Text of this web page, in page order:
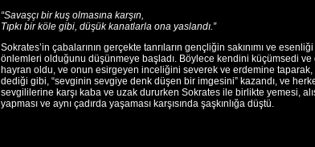
“Savaşçı bir kuş olmasına karşın,
Tıpkı bir köle gibi, düşük kanatlarla ona yaslandı.”
Sokrates’in çabalarının gerçekte tanrıların gençliğin sakınımı ve
önlemleri olduğunu düşünmeye başladı. Böylece kendini küçümsedi ve
hayran oldu, ve onun esirgeyen inceliğini severek ve erdemine taparak,
dediği gibi, “sevginin sevgiye denk düşen bir imgesini” kazandı, ve
sevgililerine karşı kaba ve uzak dururken Sokrates ile birlikte yemesi,
yapması ve aynı çadırda yaşaması karşısında şaşkınlığa düştü.